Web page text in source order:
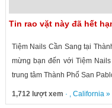
Tin rao vặt này đã hết
Tiệm Nails Cần Sang tại
mừng bạn đến với Tiệm
trung tâm Thành Phố San
1,712 lượt xem · , California»